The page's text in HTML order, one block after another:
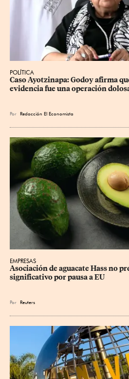
POLÍTICA
Caso Ayotzinapa: Godoy afirma
evidencia fue una operación
Por Redacción El Economista
EMPRESAS
Asociación de aguacate Hass no
significativo por pausa a EU
Por Reuters